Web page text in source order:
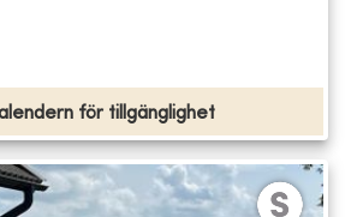
för tillgänglighet